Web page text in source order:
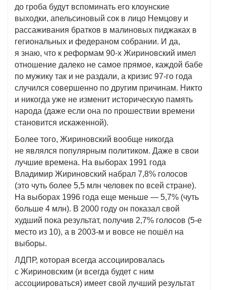
до гроба будут вспоминать его клоунские
выходки, апельсиновый сок в лицо Немцову и
рассаживания братков в малиновых пиджаках в
гегиональных и федераном собрании. И да,
я знаю, что к реформам 90-х Жириновский имел
отношение далеко не самое прямое, каждой бабе
по мужику так и не раздали, а кризис 97-го года
случился совершенно по другим причинам. Никто
и никогда уже не изменит историческую память
народа (даже если она по прошествии времени
становится искаженной).
Более того, Жириновский вообще никогда
не являлся популярным политиком. Даже в свои
лучшие времена. На выборах 1991 года
Владимир Жириновский набрал 7,8% голосов
(это чуть более 5,5 млн человек по всей стране).
На выборах 1996 года еще меньше — 5,7% (чуть
больше 4 млн). В 2000 году он показал свой
худший пока результат, получив 2,7% голосов (5-е
место из 10), а в 2003-м и вовсе не пошёл на
выборы.
ЛДПР, которая всегда ассоциировалась
с Жириновским (и всегда будет с ним
ассоциироваться) имеет свой лучший результат